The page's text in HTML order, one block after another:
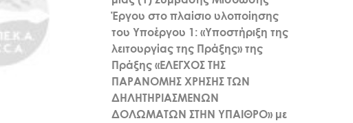
Έργου στο πλαίσιο υλοποίησης
του Υποέργου 1: «Υποστήριξη της
λειτουργίας της Πράξης» της
Πράξης «ΕΛΕΓΧΟΣ ΤΗΣ
ΠΑΡΑΝΟΜΗΣ ΧΡΗΣΗΣ ΤΩΝ
ΔΗΛΗΤΗΡΙΑΣΜΕΝΩΝ
ΔΟΛΩΜΑΤΩΝ ΣΤΗΝ ΥΠΑΙΘΡΟ» με